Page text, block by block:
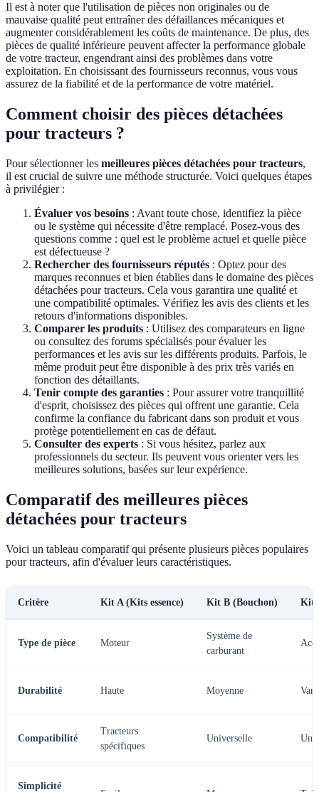
Il est à noter que l'utilisation de pièces non originales ou de
mauvaise qualité peut entraîner des défaillances mécaniques et
augmenter considérablement les coûts de maintenance. De plus, des
pièces de qualité inférieure peuvent affecter la performance globale
de votre tracteur, engendrant ainsi des problèmes dans votre
exploitation. En choisissant des fournisseurs reconnus, vous vous
assurez de la fiabilité et de la performance de votre matériel.
Comment choisir des pièces détachées
pour tracteurs ?
Pour sélectionner les meilleures pièces détachées pour tracteurs,
il est crucial de suivre une méthode structurée. Voici quelques étapes
à privilégier :
Évaluer vos besoins : Avant toute chose, identifiez la pièce
ou le système qui nécessite d'être remplacé. Posez-vous des
questions comme : quel est le problème actuel et quelle pièce
est défectueuse ?
Rechercher des fournisseurs réputés : Optez pour des
marques reconnues et bien établies dans le domaine des pièces
détachées pour tracteurs. Cela vous garantira une qualité et
une compatibilité optimales. Vérifiez les avis des clients et les
retours d'informations disponibles.
Comparer les produits : Utilisez des comparateurs en ligne
ou consultez des forums spécialisés pour évaluer les
performances et les avis sur les différents produits. Parfois, le
même produit peut être disponible à des prix très variés en
fonction des détaillants.
Tenir compte des garanties : Pour assurer votre tranquillité
d'esprit, choisissez des pièces qui offrent une garantie. Cela
confirme la confiance du fabricant dans son produit et vous
protège potentiellement en cas de défaut.
Consulter des experts : Si vous hésitez, parlez aux
professionnels du secteur. Ils peuvent vous orienter vers les
meilleures solutions, basées sur leur expérience.
Comparatif des meilleures pièces
détachées pour tracteurs
Voici un tableau comparatif qui présente plusieurs pièces populaires
pour tracteurs, afin d'évaluer leurs caractéristiques.
Critère Kit A (Kits essence) Kit B (Bouchon) Kit
Type de pièce Moteur
Système de
carburant
Durabilité Haute Moyenne
Compatibilité
Tracteurs
spécifiques
Universelle
Simplicité